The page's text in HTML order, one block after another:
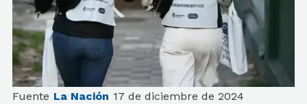
Fuente La Nación 17 de diciembre de 2024